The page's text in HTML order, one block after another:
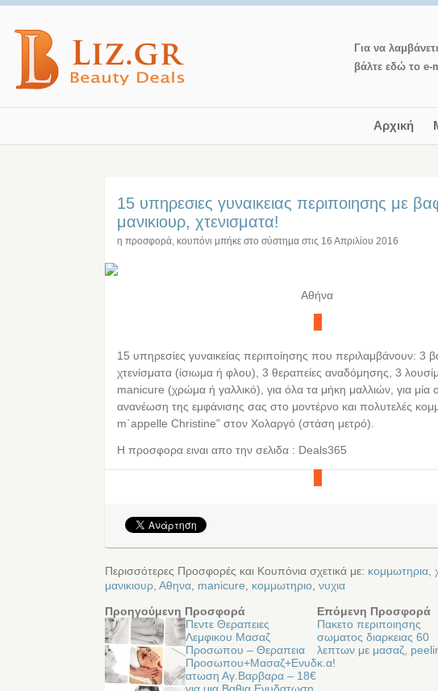
Για να
βάλτε εδώ το e-
Αρχική
15 υπηρεσιες γυναικειας περιποιησης με
μανικιουρ, χτενισματα!
η προσφορά, κουπόνι μπήκε στο σύστημα στις 16 Απριλίου 2016
Αθήνα
15 υπηρεσίες γυναικείας περιποίησης που περιλαμβάνουν: 3
χτενίσματα (ίσιωμα ή φλου), 3 θεραπείες αναδόμησης, 3
manicure (χρώμα ή γαλλικό), για όλα τα μήκη μαλλιών, για μία
ανανέωση της εμφάνισης σας στο μοντέρνο και πολυτελές
m`appelle Christine” στον Χολαργό (στάση μετρό).
Η προσφορα ειναι απο την σελιδα : Deals365
Περισσότερες Προσφορές και Κουπόνια σχετικά με: κομμωτηρια,
μανικιουρ, Αθηνα, manicure, κομμωτηριο, νυχια
Προηγούμενη Προσφορά
Πεντε Θεραπειες
Λεμφικου Μασαζ
Προσωπου – Θεραπεια
Προσωπου+Μασαζ+Ενυδ
ατωση Αγ.Βαρβαρα – 18€
Επόμενη Προσφορά
Πακετο περιποιησης
σωματος διαρκειας 60
λεπτων με μασαζ,
κ.α!